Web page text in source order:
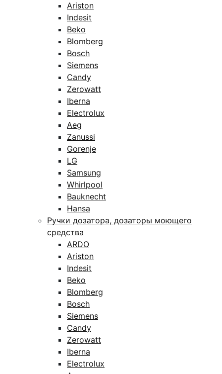
Ariston
Indesit
Beko
Blomberg
Bosch
Siemens
Candy
Zerowatt
Iberna
Electrolux
Aeg
Zanussi
Gorenje
LG
Samsung
Whirlpool
Bauknecht
Hansa
Ручки дозатора, дозаторы моющего
средства
ARDO
Ariston
Indesit
Beko
Blomberg
Bosch
Siemens
Candy
Zerowatt
Iberna
Electrolux